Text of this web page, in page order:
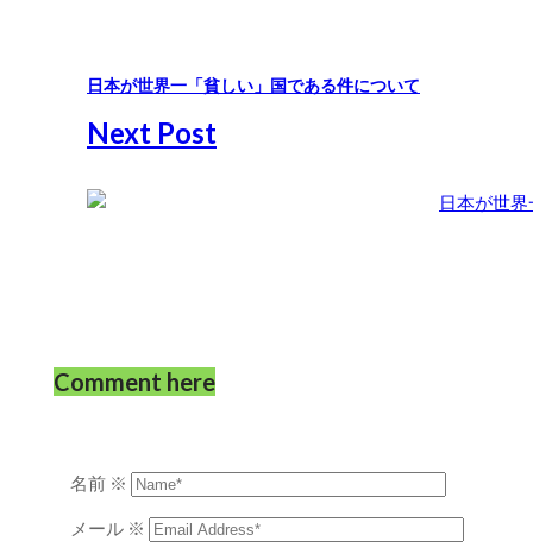
日本が世界一「貧しい」国である件について
Next Post
Comment here
名前 ※
メール ※